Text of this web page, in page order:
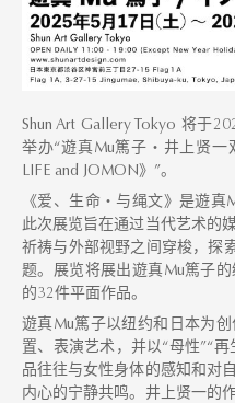
Shun Art Gallery Tokyo 将于
举办“遊真Mu篤子・井上贤一
LIFE and JOMON》”。
《爱、生命・与绳文》是遊真
此次展览旨在通过当代艺术的
祈祷与外部视野之间穿梭，探
题。展览将展出遊真Mu篤子
的32件平面作品。
遊真Mu篤子以纽约和日本为
置、表演艺术，并以“母性”“
品往往与女性身体的感知和对
内心的宁静共鸣。井上贤一的